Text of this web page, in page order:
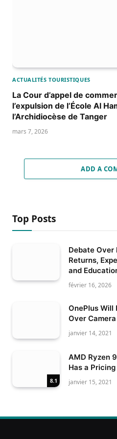
ACTUALITÉS TOURISTIQUES
La Cour d’appel de
l’expulsion de l’École Al
l’Archidiocèse de Tanger
mars 7, 2026
ADD A
Top Posts
Debate Over
Returns,
and
février 16, 2026
OnePlus Will
Over
janvier 14, 2021
8.1
AMD Ryzen
Has a
janvier 15, 2021